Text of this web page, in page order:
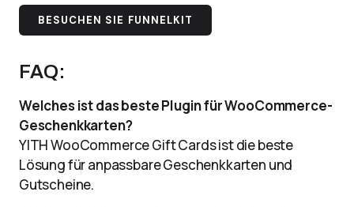
BESUCHEN SIE FUNNELKIT
FAQ:
Welches ist das beste Plugin für WooCommerce-
Geschenkkarten?
YITH WooCommerce Gift Cards ist die beste
Lösung für anpassbare Geschenkkarten und
Gutscheine.